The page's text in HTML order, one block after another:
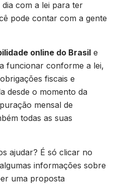
com a lei para ter
pode contar com a gente
online do Brasil e
funcionar conforme a lei,
fiscais e
desde o momento da
mensal de
todas as suas
ajudar? É só clicar no
informações sobre
uma proposta